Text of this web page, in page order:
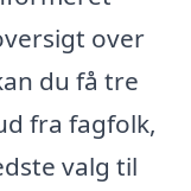
over
du få tre
fra fagfolk,
valg til